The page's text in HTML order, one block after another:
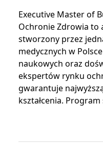
Executive Master of
Ochronie Zdrowia
stworzony przez
medycznych w
naukowych oraz
ekspertów rynku
gwarantuje
kształcenia.